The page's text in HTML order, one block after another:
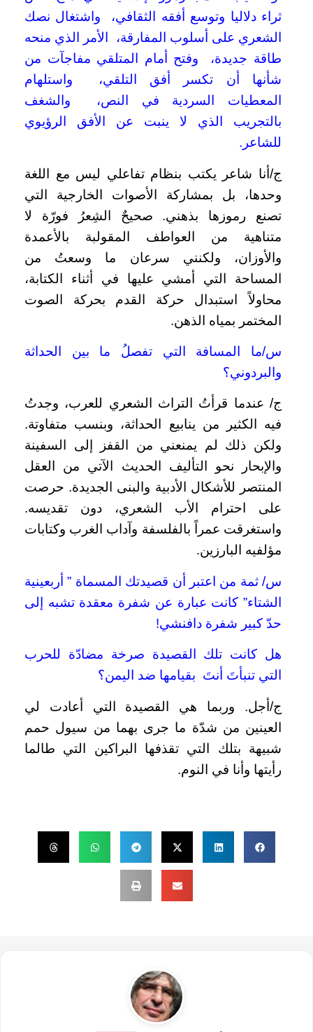
ثراء دلاليا وتوسع أفقه الثقافي، واشتغال نصك
الشعري على أسلوب المفارقة، الأمر الذي منحه
طاقة جديدة، وفتح أمام المتلقي مفاجآت من
شأنها أن تكسر أفق التلقي، واستلهام
المعطيات السردية في النص، والشغف
بالتجريب الذي لا ينبت عن الأفق الرؤيوي
للشاعر.
ج/أنا شاعر يكتب بنظام تفاعلي ليس مع اللغة
وحدها، بل بمشاركة الأصوات الخارجية التي
تصنع رموزها بذهني. صحيحٌ الشِعرُ فورّة لا
متناهية من العواطف المقولبة بالأعمدة
والأوزان، ولكنني سرعان ما وسعتُ من
المساحة التي أمشي عليها في أثناء الكتابة،
محاولاً استبدال حركة القدم بحركة الصوت
المختمر بمياه الذهن.
س/ما المسافة التي تفصلُ ما بين الحداثة
والبردوني؟
ج/ عندما قرأتُ التراث الشعري للعرب، وجدتُ
فيه الكثير من ينابيع الحداثة، وبنسب متفاوتة.
ولكن ذلك لم يمنعني من القفز إلى السفينة
والإبحار نحو التأليف الحديث الآتي من العقل
المنتصر للأشكال الأدبية والبنى الجديدة. حرصت
على احترام الأب الشعري، دون تقديسه.
واستغرقت عمراً بالفلسفة وآداب الغرب وكتابات
مؤلفيه البارزين.
س/ ثمة من اعتبر أن قصيدتك المسماة ” أربعينية
الشتاء” كانت عبارة عن شفرة معقدة تشبه إلى
حدّ كبير شفرة دافنشي!
هل كانت تلك القصيدة صرخة مضادّة للحرب
التي تنبأتَ أنتَ بقيامها ضد اليمن؟
ج/أجل. وربما هي القصيدة التي أعادت لي
العينين من شدّة ما جرى بهما من سيول حمم
شبيهة بتلك التي تقذفها البراكين التي طالما
رأيتها وأنا في النوم.